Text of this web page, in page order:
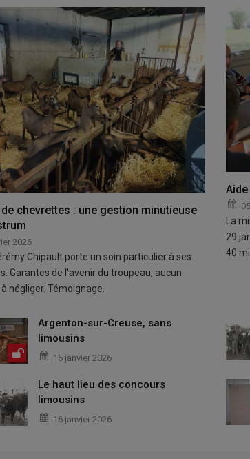
de chevrettes : une gestion minutieuse
2026
Chipault porte un soin particulier à ses
Garantes de l'avenir du troupeau, aucun
négliger. Témoignage.
La
29
40
Argenton-sur-Creuse, sans
limousins
16 janvier 2026
Le haut lieu des concours
limousins
16 janvier 2026